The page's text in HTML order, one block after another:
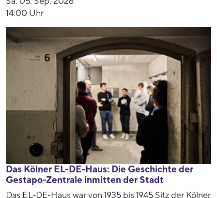
14:00 Uhr
Das Kölner EL-DE-Haus: Die Geschichte der
Gestapo-Zentrale inmitten der Stadt
Das EL-DE-Haus war von 1935 bis 1945 Sitz der Kölner